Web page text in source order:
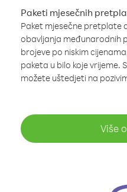
Paketi mjesečnih
Paket mjesečne pretplate
obavljanja međunarodnih
brojeve po niskim
paketa u bilo koje vrijeme.
možete uštedjeti na
Više